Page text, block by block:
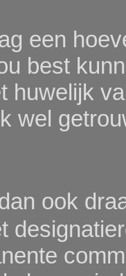
een
best
huwelijk
wel
ook